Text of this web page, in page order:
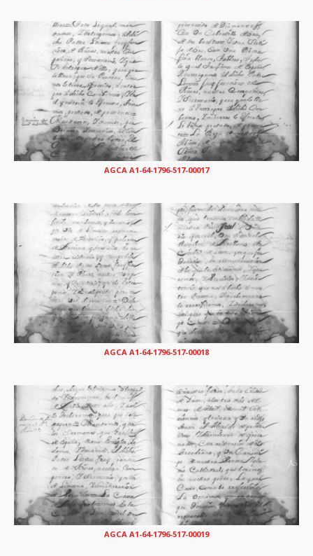
AGCA A1-64-1796-517-00017
AGCA A1-64-1796-517-00018
AGCA A1-64-1796-517-00019